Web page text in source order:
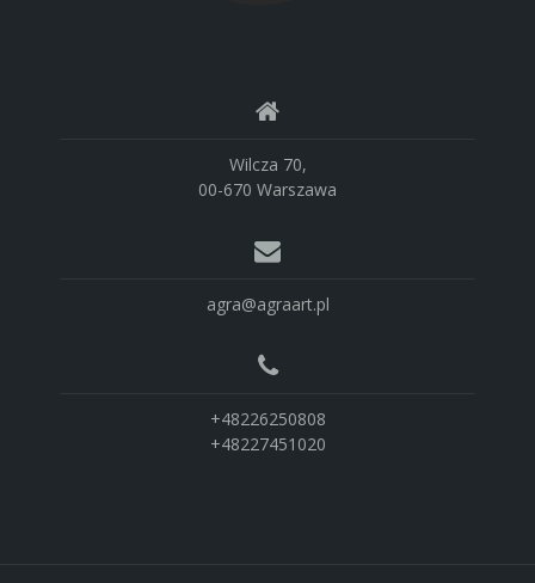
Wilcza 70,
00-670 Warszawa
agra@agraart.pl
+48226250808
+48227451020